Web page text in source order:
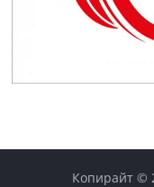
Копирайт ©